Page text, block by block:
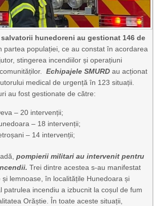
hunedoreni au gestionat 146 de
partea populației, ce au constat în acordarea
stingerea incendiilor și operațiuni
Echipajele SMURD au acționat
medical de urgență în 123 situații.
au fost gestionate de către:
– 20 intervenții;
– 18 intervenții;
– 14 intervenții;
pompierii militari au intervenit pentru
Trei dintre acestea s-au manifestat
lemnoase, în localitățile Hunedoara și
patrulea incendiu a izbucnit la coșul de fum
Orăștie. În toate aceste situații,